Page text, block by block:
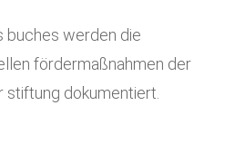
buches werden die
fördermaßnahmen der
stiftung dokumentiert.